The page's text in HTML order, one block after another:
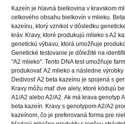
Kazeín je hlavná bielkovina v kravskom
celkového obsahu bielkovín v mlieku.
kazeínu, ktorý vznikol v dôsledku
kráv. Kravy, ktoré produkujú mlieko s A2
genetickú výbavu, ktorá umožňuje
Genetické testovanie je dôležité na
"A2 mlieko". Tento DNA test umožňuje
produkovať A2 mlieko a následne výrobky
Dedivosť A2 beta kazeínu je spojená s
Kravy môžu mať dve alely, ktoré kódujú
A1/A2 alebo A2/A2. Ak má krava genotyp
beta kazeín. Kravy s genotypom A2/A2
kazeínom, čo je preferovaná forma pre